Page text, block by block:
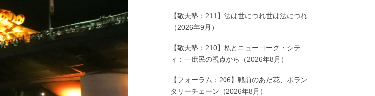
【敬天塾：211】法は世につれ世は法につれ
（2026年9月）
【敬天塾：210】私とニューヨーク・シテ
ィ：一庶民の視点から（2026年8月）
【フォーラム：206】戦前のあだ花、ボラン
タリーチェーン（2026年8月）